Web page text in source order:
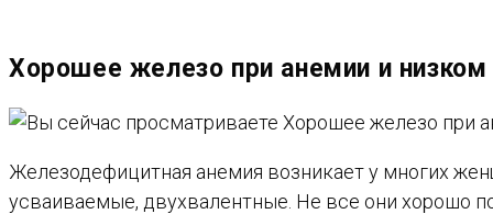
Хорошее железо при анемии и низком
Железодефицитная анемия возникает у многих
усваиваемые, двухвалентные. Не все они хорошо